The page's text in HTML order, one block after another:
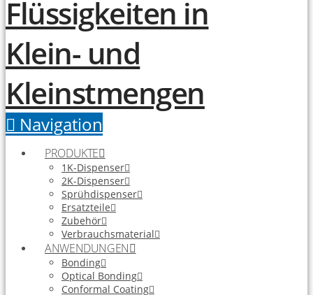
Navigation
PRODUKTE
1K-Dispenser
2K-Dispenser
Sprühdispenser
Ersatzteile
Zubehör
Verbrauchsmaterial
ANWENDUNGEN
Bonding
Optical Bonding
Conformal Coating